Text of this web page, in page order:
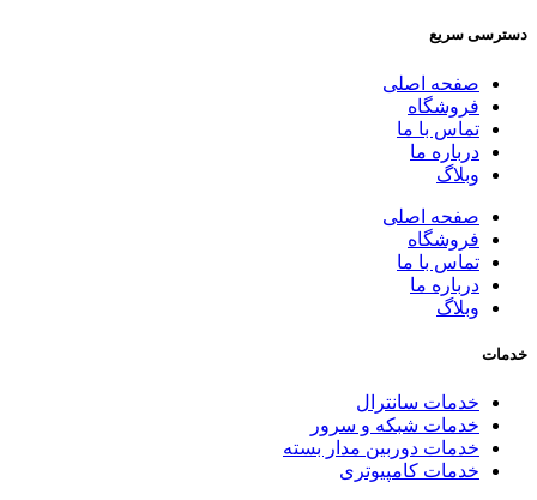
دسترسی سریع
صفحه اصلی
فروشگاه
تماس با ما
درباره ما
وبلاگ
صفحه اصلی
فروشگاه
تماس با ما
درباره ما
وبلاگ
خدمات
خدمات سانترال
خدمات شبکه و سرور
خدمات دوربین مدار بسته
خدمات کامپیوتری